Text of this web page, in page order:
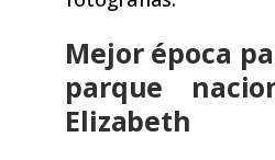
Mejor época
parque
Elizabeth